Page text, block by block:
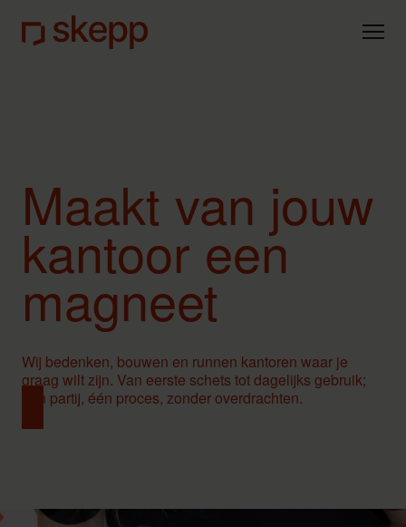
Maakt van jouw
kantoor een
magneet
Wij bedenken, bouwen en runnen kantoren waar je
graag wilt zijn. Van eerste schets tot dagelijks gebruik;
één partij, één proces, zonder overdrachten.